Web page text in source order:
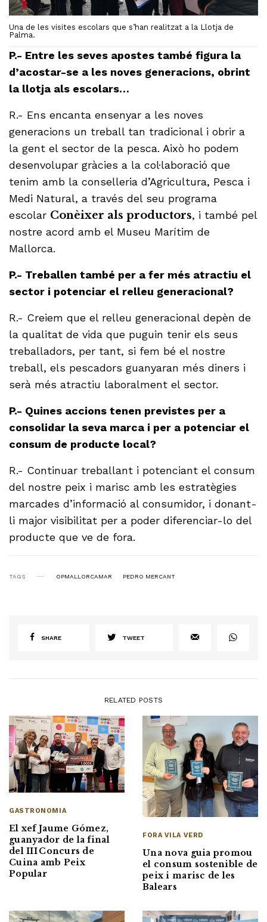
Una de les visites escolars que s’han realitzat a la Llotja de
Palma.
P.- Entre les seves apostes també figura la
d’acostar-se a les noves generacions, obrint
la llotja als escolars…
R.- Ens encanta ensenyar a les noves
generacions un treball tan tradicional i obrir a
la gent el sector de la pesca. Això ho podem
desenvolupar gràcies a la col·laboració que
tenim amb la conselleria d’Agricultura, Pesca i
Medi Natural, a través del seu programa
escolar Conèixer als productors, i també pel
nostre acord amb el Museu Marítim de
Mallorca.
P.- Treballen també per a fer més atractiu el
sector i potenciar el relleu generacional?
R.- Creiem que el relleu generacional depèn de
la qualitat de vida que puguin tenir els seus
treballadors, per tant, si fem bé el nostre
treball, els pescadors guanyaran més diners i
serà més atractiu laboralment el sector.
P.- Quines accions tenen previstes per a
consolidar la seva marca i per a potenciar el
consum de producte local?
R.- Continuar treballant i potenciant el consum
del nostre peix i marisc amb les estratègies
marcades d’informació al consumidor, i donant-
li major visibilitat per a poder diferenciar-lo del
producte que ve de fora.
TAGS OPMALLORCAMAR PEDRO MERCANT
SHARE TWEET
RELATED POSTS
GASTRONOMIA
El xef Jaume Gómez,
guanyador de la final
del III Concurs de
Cuina amb Peix
Popular
FORA VILA VERD
Una nova guia promou
el consum sostenible de
peix i marisc de les
Balears